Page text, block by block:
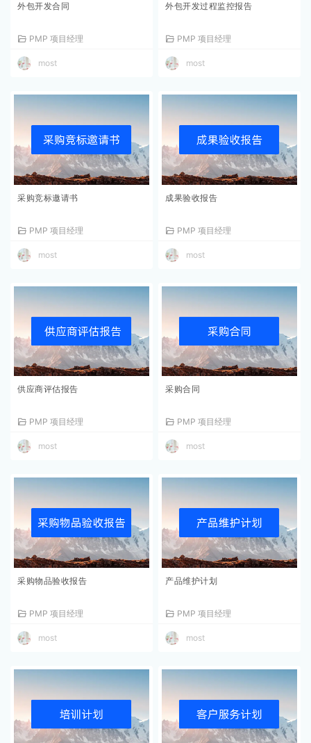
外包开发合同
PMP 项目经理
most
外包开发过程监控报告
PMP 项目经理
most
采购竞标邀请书
PMP 项目经理
most
成果验收报告
PMP 项目经理
most
供应商评估报告
PMP 项目经理
most
采购合同
PMP 项目经理
most
采购物品验收报告
PMP 项目经理
most
产品维护计划
PMP 项目经理
most